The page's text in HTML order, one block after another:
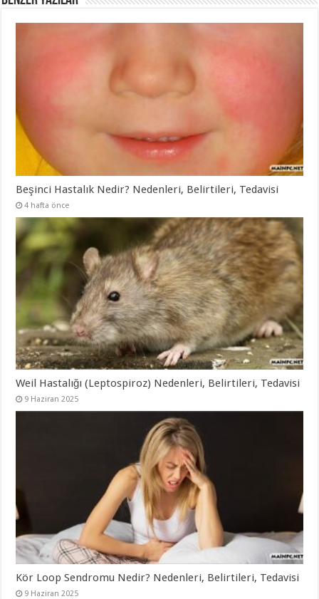
Beşinci Hastalık Nedir? Nedenleri, Belirtileri, Tedavisi
4 hafta önce
Weil Hastalığı (Leptospiroz) Nedenleri, Belirtileri, Tedavisi
9 Haziran 2025
Kör Loop Sendromu Nedir? Nedenleri, Belirtileri, Tedavisi
9 Haziran 2025